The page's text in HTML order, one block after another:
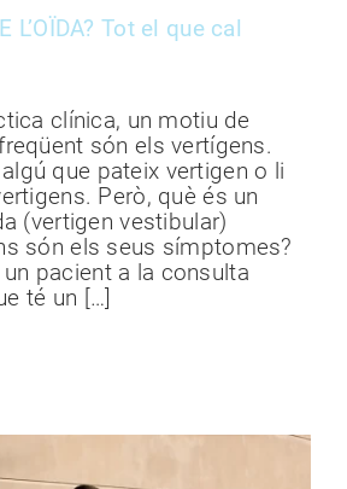
L’OÏDA? Tot el que cal
clínica, un motiu de
són els vertígens.
que pateix vertigen o li
Però, què és un
(vertigen vestibular)
són els seus símptomes?
pacient a la consulta
té un […]